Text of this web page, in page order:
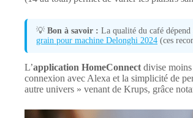
💡 Bon à savoir : La qualité du café
grain pour machine Delonghi 2024 (ces
L’application HomeConnect divise
connexion avec Alexa et la simplicité de
autre univers » venant de Krups, grâce